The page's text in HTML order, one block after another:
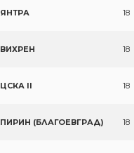
ЯНТРА 18
ВИХРЕН 18
ЦСКА II 18
ПИРИН (БЛАГОЕВГРАД) 18